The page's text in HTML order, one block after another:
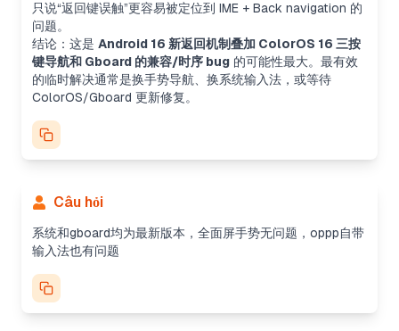
只说“返回键误触”更容易被定位到 IME + Back navigation 的
问题。
结论：这是 Android 16 新返回机制叠加 ColorOS 16 三按
键导航和 Gboard 的兼容/时序 bug 的可能性最大。最有效
的临时解决通常是换手势导航、换系统输入法，或等待
ColorOS/Gboard 更新修复。
Câu hỏi
系统和gboard均为最新版本，全面屏手势无问题，oppp自带
输入法也有问题